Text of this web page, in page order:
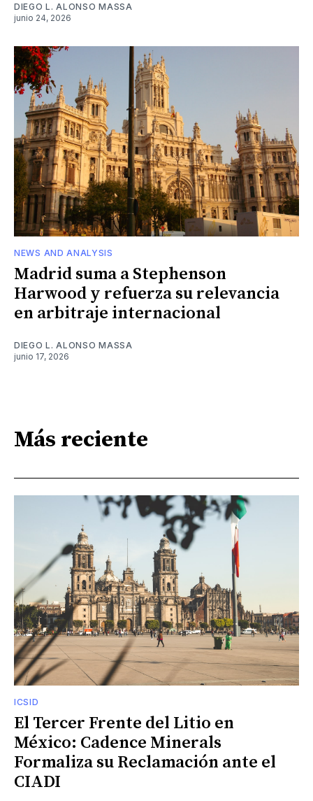
DIEGO L. ALONSO MASSA
junio 24, 2026
NEWS AND ANALYSIS
Madrid suma a Stephenson
Harwood y refuerza su relevancia
en arbitraje internacional
DIEGO L. ALONSO MASSA
junio 17, 2026
Más reciente
ICSID
El Tercer Frente del Litio en
México: Cadence Minerals
Formaliza su Reclamación ante el
CIADI